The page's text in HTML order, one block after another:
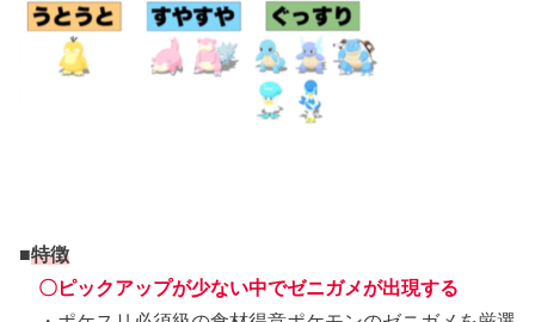
■特徴
〇ピックアップが少ない中でゼニガメが出現する